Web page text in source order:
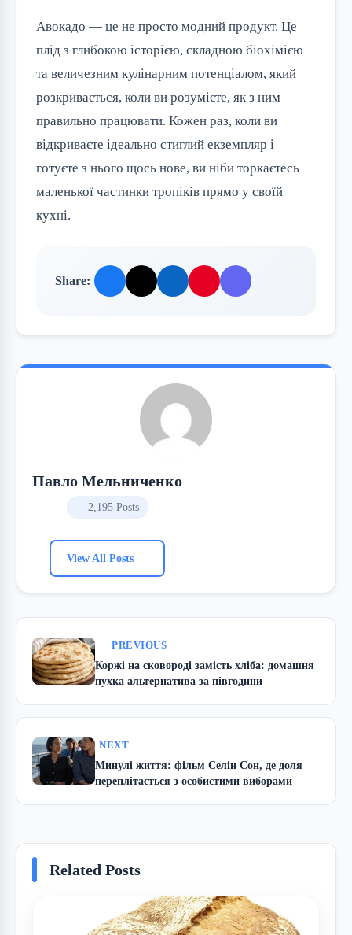
Авокадо — це не просто модний продукт. Це
плід з глибокою історією, складною біохімією
та величезним кулінарним потенціалом, який
розкривається, коли ви розумієте, як з ним
правильно працювати. Кожен раз, коли ви
відкриваєте ідеально стиглий екземпляр і
готуєте з нього щось нове, ви ніби торкаєтесь
маленької частинки тропіків прямо у своїй
кухні.
Share:
Павло Мельниченко
2,195 Posts
View All Posts
PREVIOUS
Коржі на сковороді замість хліба: домашня
пухка альтернатива за півгодини
NEXT
Минулі життя: фільм Селін Сон, де доля
переплітається з особистими виборами
Related Posts